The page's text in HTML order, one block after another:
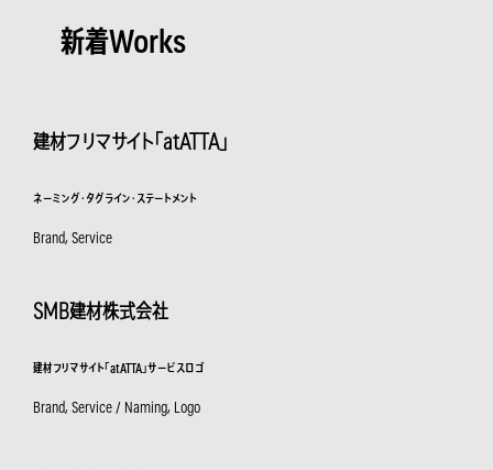
新着Works
建材フリマサイト「atATTA」
ネーミング・タグライン・ステートメント
Brand, Service
SMB建材株式会社
建材フリマサイト「atATTA」サービスロゴ
Brand, Service / Naming, Logo